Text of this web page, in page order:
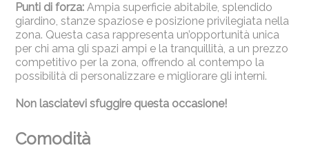
Punti di forza: Ampia superficie abitabile, splendido
giardino, stanze spaziose e posizione privilegiata nella
zona. Questa casa rappresenta un’opportunità unica
per chi ama gli spazi ampi e la tranquillità, a un prezzo
competitivo per la zona, offrendo al contempo la
possibilità di personalizzare e migliorare gli interni.
Non lasciatevi sfuggire questa occasione!
Comodità